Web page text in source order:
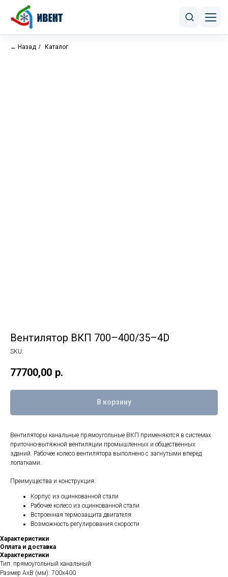
← Назад / Каталог
Вентилятор ВКП 700–400/35–4D
SKU:
77700,00 р.
В корзину
Вентиляторы канальные прямоугольные ВКП применяются в системах
приточно-вытяжной вентиляции промышленных и общественных
зданий. Рабочее колесо вентилятора выполнено с загнутыми вперед
лопатками.
Преимущества и конструкция:
Корпус из оцинкованной стали
Рабочее колесо из оцинкованной стали
Встроенная термозащита двигателя
Возможность регулирования скорости
Характеристики
Оплата и доставка
Характеристики
Тип: прямоугольный канальный
Размер AхB (мм): 700х400